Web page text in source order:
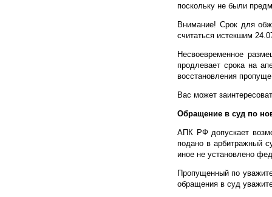
поскольку не были
Внимание! Срок для
считаться истекшим
Несвоевременное
продлевает срока на
восстановления
Вас может
Обращение в суд по
АПК РФ допускает
подано в арбитражный
иное не установлено
Пропущенный по
обращения в суд